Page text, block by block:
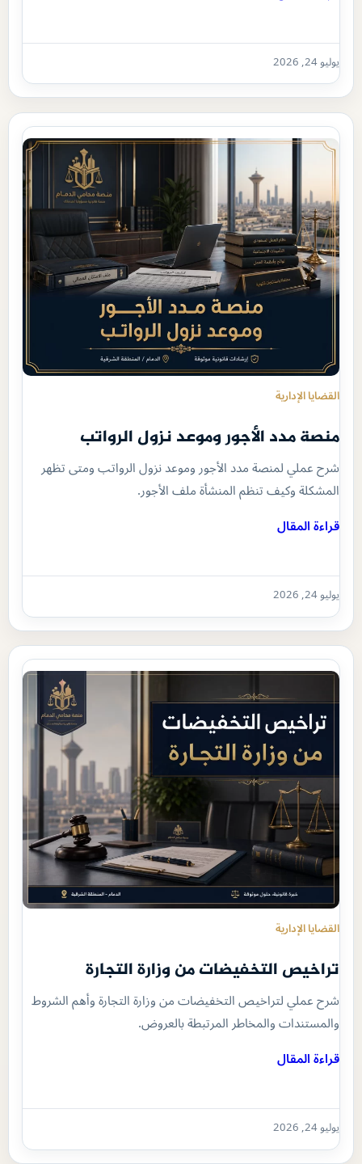
يوليو 24, 2026
القضايا الإدارية
منصة مدد الأجور وموعد نزول الرواتب
شرح عملي لمنصة مدد الأجور وموعد نزول الرواتب ومتى تظهر
المشكلة وكيف تنظم المنشأة ملف الأجور.
قراءة المقال
يوليو 24, 2026
القضايا الإدارية
تراخيص التخفيضات من وزارة التجارة
شرح عملي لتراخيص التخفيضات من وزارة التجارة وأهم الشروط
والمستندات والمخاطر المرتبطة بالعروض.
قراءة المقال
يوليو 24, 2026